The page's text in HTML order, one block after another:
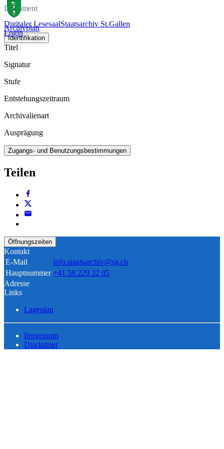
Digitaler LesesaalStaatsarchiv St.Gallen
Login
Dokument
Archivplan
Identifikation
Titel
Signatur
Stufe
Entstehungszeitraum
Archivalienart
Ausprägung
Zugangs- und Benutzungsbestimmungen
Teilen
Öffnungszeiten
Kontakt
E-Mail
info.staatsarchiv@sg.ch
Hauptnummer +41 58 229 32 05
Adresse
Links
Lageplan
Impressum
Disclaimer